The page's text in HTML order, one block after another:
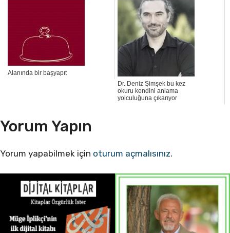
Alanında bir başyapıt
Dr. Deniz Şimşek bu kez
okuru kendini anlama
yolculuğuna çıkarıyor
Yorum Yapın
Yorum yapabilmek için oturum açmalısınız.